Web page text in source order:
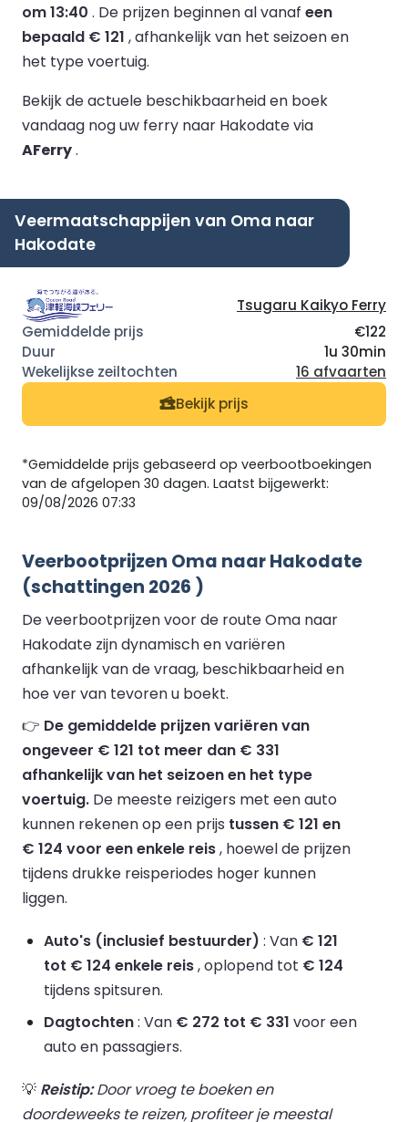
om 13:40 . De prijzen beginnen al vanaf een
bepaald € 121 , afhankelijk van het seizoen en
het type voertuig.
Bekijk de actuele beschikbaarheid en boek
vandaag nog uw ferry naar Hakodate via
AFerry.
Veermaatschappijen van Oma naar
Hakodate
Tsugaru Kaikyo Ferry
€122
1u 30min
16 afvaarten
Bekijk prijs
*Gemiddelde prijs gebaseerd op veerbootboekingen
van de afgelopen 30 dagen. Laatst bijgewerkt:
09/08/2026 07:33
Veerbootprijzen Oma naar Hakodate
(schattingen 2026 )
De veerbootprijzen voor de route Oma naar
Hakodate zijn dynamisch en variëren
afhankelijk van de vraag, beschikbaarheid en
hoe ver van tevoren u boekt.
👉 De gemiddelde prijzen variëren van
ongeveer € 121 tot meer dan € 331
afhankelijk van het seizoen en het type
voertuig. De meeste reizigers met een auto
kunnen rekenen op een prijs tussen € 121 en
€ 124 voor een enkele reis, hoewel de prijzen
tijdens drukke reisperiodes hoger kunnen
liggen.
Auto's (inclusief bestuurder) : Van € 121
tot € 124 enkele reis, oplopend tot € 124
tijdens spitsuren.
Dagtochten: Van € 272 tot € 331 voor een
auto en passagiers.
💡 Reistip:Door vroeg te boeken en
doordeweeks te reizen, profiteer je meestal